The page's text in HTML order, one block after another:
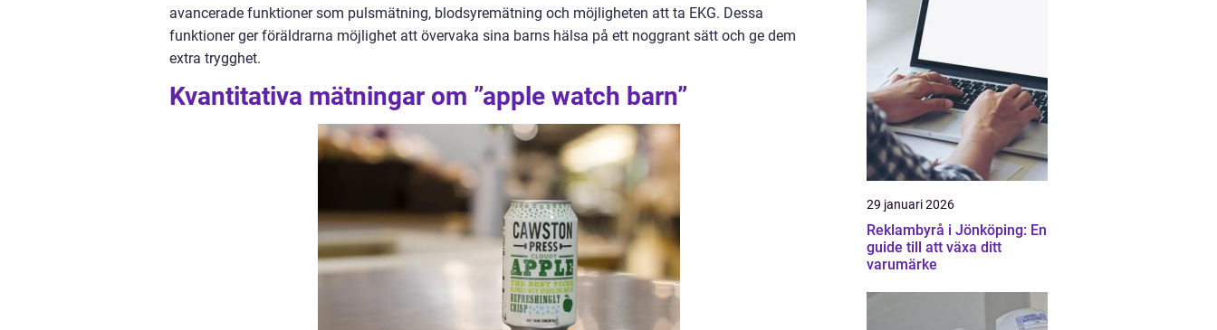
avancerade funktioner som pulsmätning, blodsyremätning och möjligheten att ta EKG. Dessa
funktioner ger föräldrarna möjlighet att övervaka sina barns hälsa på ett noggrant sätt och ge dem
extra trygghet.
Kvantitativa mätningar om ”apple watch barn”
29 januari 2026
Reklambyrå i Jönköping: En
guide till att växa ditt
varumärke